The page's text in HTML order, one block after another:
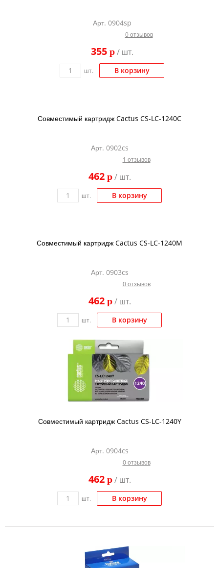
Арт. 0904sp
0 отзывов
355 p/ шт.
шт. В корзину
Совместимый картридж Cactus CS-LC-1240C
Арт. 0902cs
1 отзывов
462 p/ шт.
шт. В корзину
Совместимый картридж Cactus CS-LC-1240M
Арт. 0903cs
0 отзывов
462 p/ шт.
шт. В корзину
Совместимый картридж Cactus CS-LC-1240Y
Арт. 0904cs
0 отзывов
462 p/ шт.
шт. В корзину